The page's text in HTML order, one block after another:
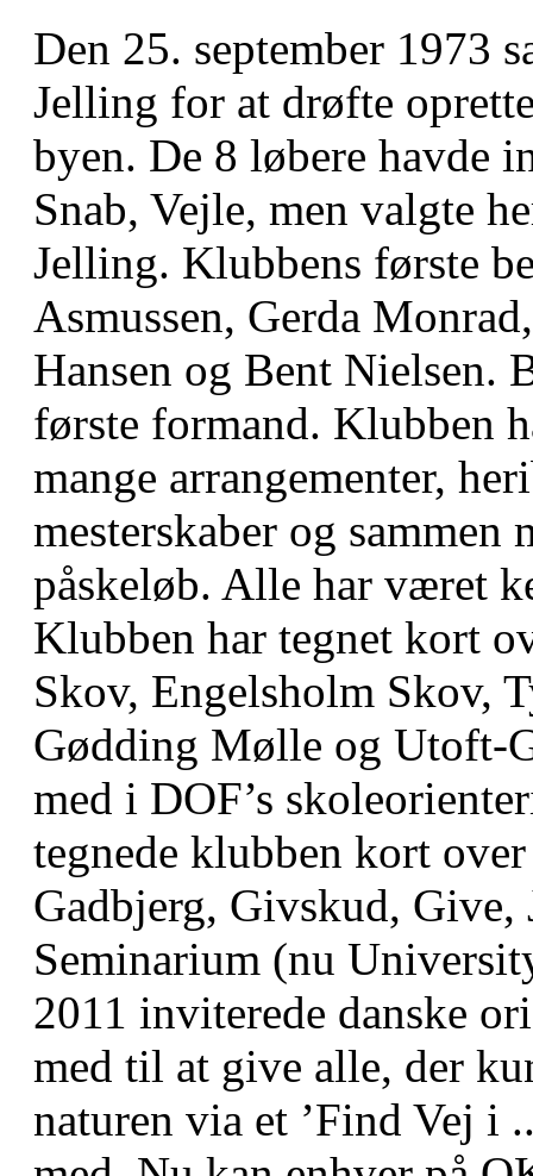
Den 25. september 1973
Jelling for at drøfte
byen. De 8 løbere havde
Snab, Vejle, men valgte
Jelling. Klubbens første
Asmussen, Gerda
Hansen og Bent Nielsen.
første formand. Klubben
mange arrangementer,
mesterskaber og
påskeløb. Alle har været
Klubben har tegnet kort
Skov, Engelsholm Skov,
Gødding Mølle og Utoft-
med i DOF’s
tegnede klubben kort
Gadbjerg, Givskud,
Seminarium (nu
2011 inviterede danske
med til at give alle, der
naturen via et ’Find Vej i